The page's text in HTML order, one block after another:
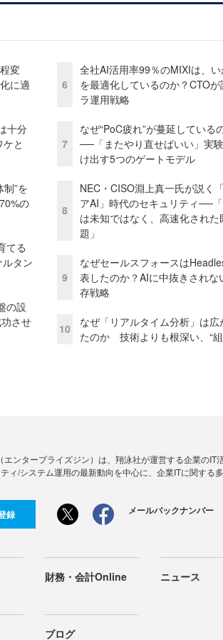
変
に適
十分
と
”を
の
てる
タン
の設
させ
6
全社AI活用率99％のMIXIは、い
を最適化しているのか？CTO
ラ運用戦略
7
なぜ“PoC疲れ”が蔓延している
──「またやり直せばいい」実
け出す5つのゲートモデル
8
NEC・CISO淵上真一氏が説く
アAI」時代のセキュリティ──
は未知ではなく、高速化された
題」
9
なぜセールスフォースは
表したのか？AIに中抜きされな
存戦略
10
なぜ「リアルタイム分析」は広
たのか 技術よりも根深い、“
エンタープライズジン）は、翔泳社が運営する企業の
ィ/システム運用の最新動向を中心に、企業ITに関する
録 メールバックナンバー
財務・会計Online ニュース
ブログ